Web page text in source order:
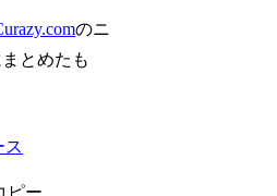
のニ
とめたも
ス